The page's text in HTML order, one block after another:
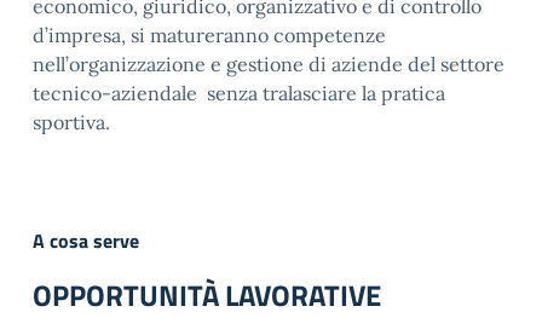
economico, giuridico, organizzativo e di controllo
d’impresa, si matureranno competenze
nell’organizzazione e gestione di aziende del settore
tecnico-aziendale senza tralasciare la pratica
sportiva.
A cosa serve
OPPORTUNITÀ LAVORATIVE